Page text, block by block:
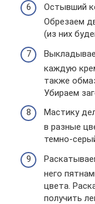
Остывший
Обрезаем
(из них
каждую
также
Убираем
Мастику
в разные
темно-
него
цвета.
получить